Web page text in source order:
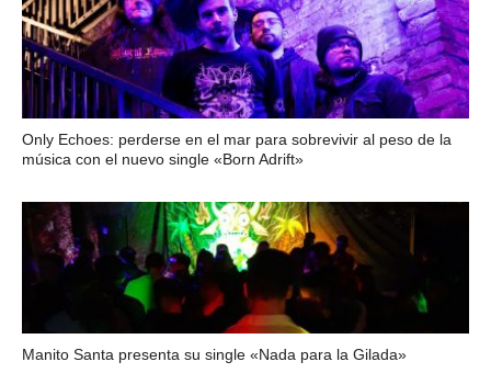
Only Echoes: perderse en el mar para sobrevivir al peso de la
música con el nuevo single «Born Adrift»
Manito Santa presenta su single «Nada para la Gilada»